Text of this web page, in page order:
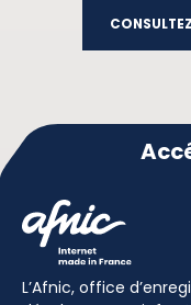
L’Afnic, office